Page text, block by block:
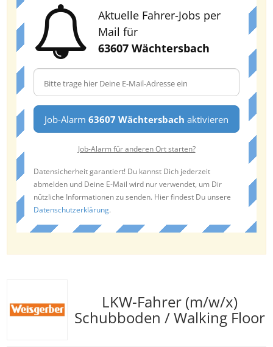
Aktuelle Fahrer-Jobs per
Mail für
63607 Wächtersbach
Job-Alarm 63607 Wächtersbach aktivieren
Job-Alarm für anderen Ort starten?
Datensicherheit garantiert! Du kannst Dich jederzeit
abmelden und Deine E-Mail wird nur verwendet, um Dir
nützliche Informationen zu senden. Hier findest Du unsere
Datenschutzerklärung.
LKW-Fahrer (m/w/x)
Schubboden / Walking Floor